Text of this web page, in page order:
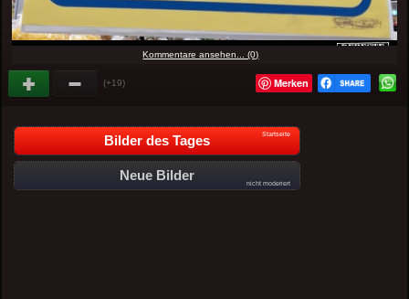
Kommentare ansehen... (0)
(+19) Merken
Bilder des Tages Startseite
Neue Bilder
nicht moderiert